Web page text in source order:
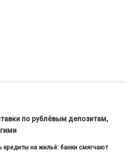
по рублёвым депозитам,
кредиты на жильё: банки смягчают